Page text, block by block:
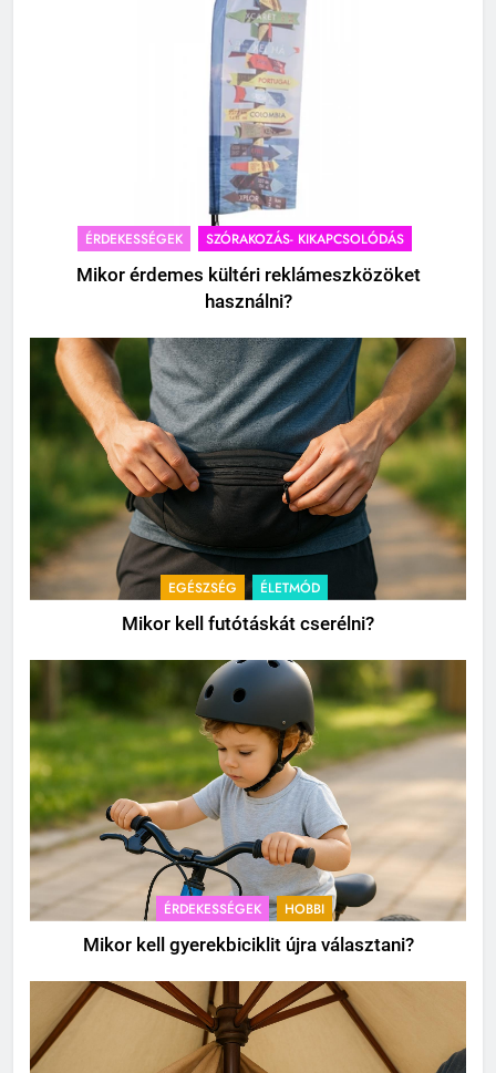
ÉRDEKESSÉGEK SZÓRAKOZÁS- KIKAPCSOLÓDÁS
Mikor érdemes kültéri reklámeszközöket
használni?
EGÉSZSÉG ÉLETMÓD
Mikor kell futótáskát cserélni?
ÉRDEKESSÉGEK HOBBI
Mikor kell gyerekbiciklit újra választani?